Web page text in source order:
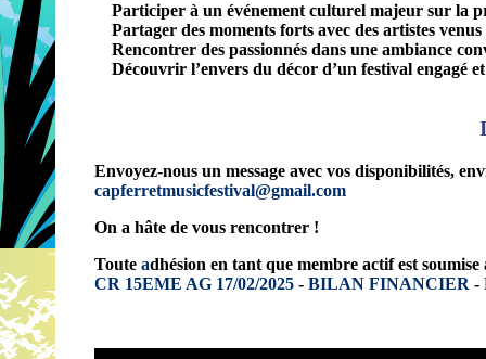
Participer à un événement culturel majeur sur la
Partager des moments forts avec des artistes
Rencontrer des passionnés dans une ambiance
Découvrir l’envers du décor d’un festival engagé
Envoyez-nous un message avec vos disponibilités,
capferretmusicfestival@gmail.com
On a hâte de vous rencontrer !
Toute adhésion en tant que membre actif est
CR 15EME AG 17/02/2025 - BILAN FINANCIER -